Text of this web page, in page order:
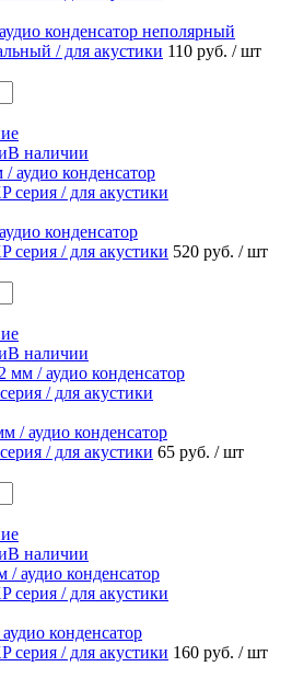
конденсатор неполярный
/ для акустики 110 руб. / шт
В наличии
конденсатор
/ для акустики 520 руб. / шт
В наличии
/ аудио конденсатор
/ для акустики 65 руб. / шт
В наличии
конденсатор
/ для акустики 160 руб. / шт